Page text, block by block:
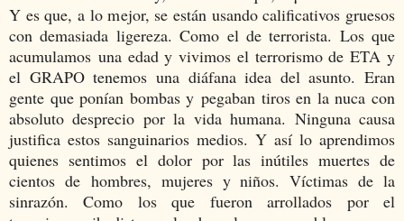
Y es que, a lo mejor, se están usando calificativos gruesos
con demasiada ligereza. Como el de terrorista. Los que
acumulamos una edad y vivimos el terrorismo de ETA y
el GRAPO tenemos una diáfana idea del asunto. Eran
gente que ponían bombas y pegaban tiros en la nuca con
absoluto desprecio por la vida humana. Ninguna causa
justifica estos sanguinarios medios. Y así lo aprendimos
quienes sentimos el dolor por las inútiles muertes de
cientos de hombres, mujeres y niños. Víctimas de la
sinrazón. Como los que fueron arrollados por el